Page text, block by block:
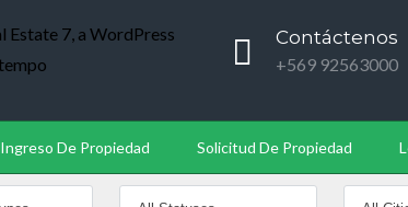
Contáctenos
+569 92563000
Ingreso De Propiedad Solicitud De Propiedad